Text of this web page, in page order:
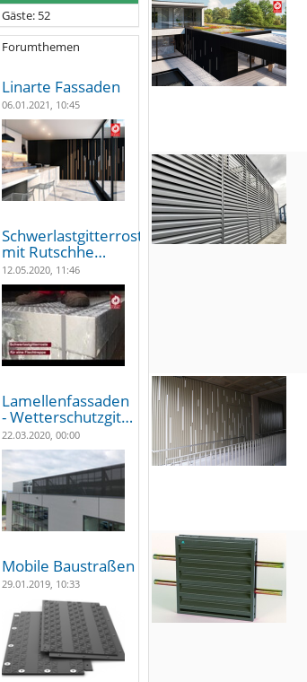
Gäste: 52
Forumthemen
Linarte Fassaden
06.01.2021, 10:45
Schwerlastgitterroste
mit Rutschhe…
12.05.2020, 11:46
Lamellenfassaden
- Wetterschutzgit…
22.03.2020, 00:00
Mobile Baustraßen
29.01.2019, 10:33